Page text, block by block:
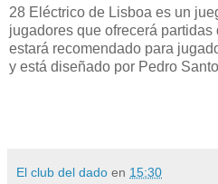
28 Eléctrico de Lisboa es un
jugadores que ofrecerá
estará recomendado para
y está diseñado por Pedro
El club del dado en 15:30